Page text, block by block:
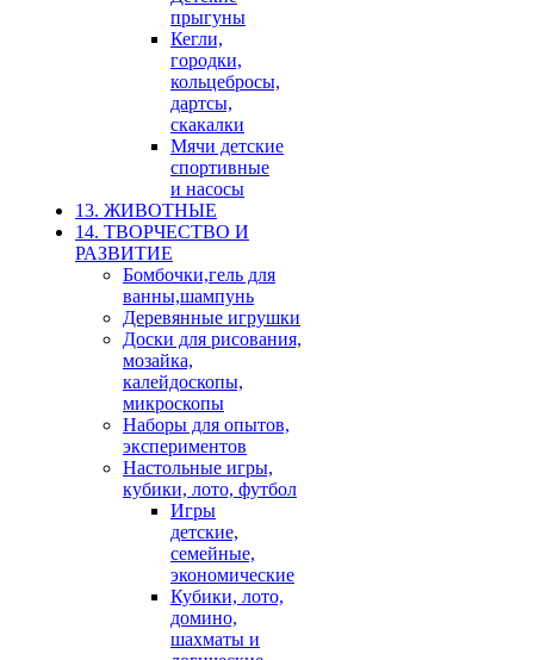
прыгуны
Кегли,
городки,
кольцебросы,
дартсы,
скакалки
Мячи детские
спортивные
и насосы
13. ЖИВОТНЫЕ
14. ТВОРЧЕСТВО И
РАЗВИТИЕ
Бомбочки,гель для
ванны,шампунь
Деревянные игрушки
Доски для рисования,
мозайка,
калейдоскопы,
микроскопы
Наборы для опытов,
экспериментов
Настольные игры,
кубики, лото, футбол
Игры
детские,
семейные,
экономические
Кубики, лото,
домино,
шахматы и